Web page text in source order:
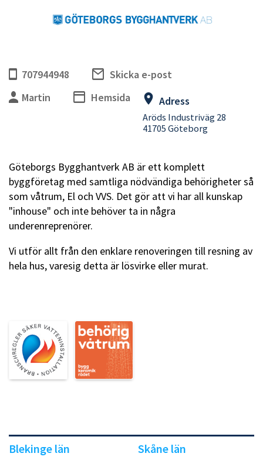
707944948
Skicka e-post
Martin
Hemsida Adress
Aröds Industriväg 28
41705 Göteborg
Göteborgs Bygghantverk AB är ett komplett
byggföretag med samtliga nödvändiga behörigheter så
som våtrum, El och VVS. Det gör att vi har all kunskap
"inhouse" och inte behöver ta in några
underenreprenörer.
Vi utför allt från den enklare renoveringen till resning av
hela hus, varesig detta är lösvirke eller murat.
Blekinge län Skåne län